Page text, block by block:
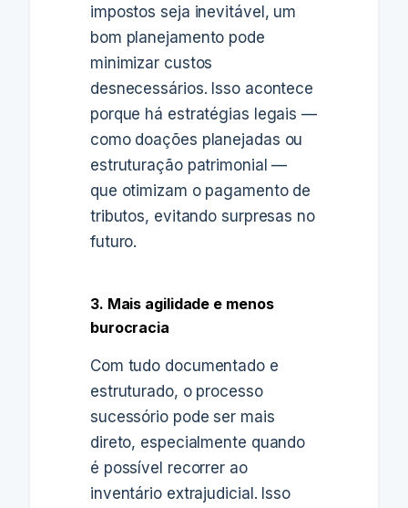
impostos seja inevitável, um
bom planejamento pode
minimizar custos
desnecessários. Isso acontece
porque há estratégias legais —
como doações planejadas ou
estruturação patrimonial —
que otimizam o pagamento de
tributos, evitando surpresas no
futuro.
3. Mais agilidade e menos
burocracia
Com tudo documentado e
estruturado, o processo
sucessório pode ser mais
direto, especialmente quando
é possível recorrer ao
inventário extrajudicial. Isso